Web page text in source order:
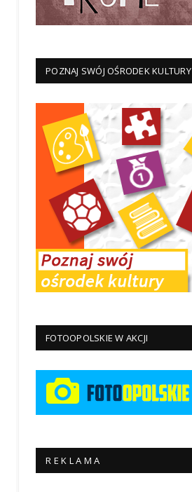
POZNAJ SWÓJ OŚRODEK KULTURY
FOTOOPOLSKIE W AKCJI
R E K L A M A